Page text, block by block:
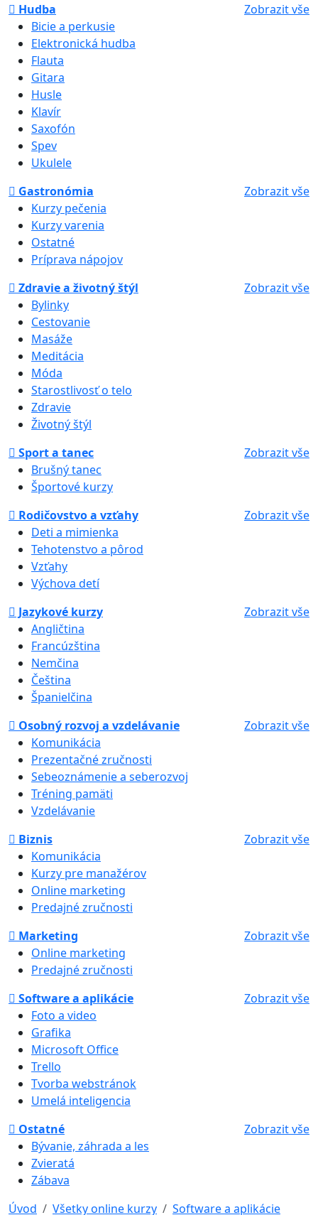
Hudba
Zobrazit vše
Bicie a perkusie
Elektronická hudba
Flauta
Gitara
Husle
Klavír
Saxofón
Spev
Ukulele
Gastronómia
Zobrazit vše
Kurzy pečenia
Kurzy varenia
Ostatné
Príprava nápojov
Zdravie a životný štýl
Zobrazit vše
Bylinky
Cestovanie
Masáže
Meditácia
Móda
Starostlivosť o telo
Zdravie
Životný štýl
Sport a tanec
Zobrazit vše
Brušný tanec
Športové kurzy
Rodičovstvo a vzťahy
Zobrazit vše
Deti a mimienka
Tehotenstvo a pôrod
Vzťahy
Výchova detí
Jazykové kurzy
Zobrazit vše
Angličtina
Francúzština
Nemčina
Čeština
Španielčina
Osobný rozvoj a vzdelávanie
Zobrazit vše
Komunikácia
Prezentačné zručnosti
Sebeoznámenie a seberozvoj
Tréning pamäti
Vzdelávanie
Biznis
Zobrazit vše
Komunikácia
Kurzy pre manažérov
Online marketing
Predajné zručnosti
Marketing
Zobrazit vše
Online marketing
Predajné zručnosti
Software a aplikácie
Zobrazit vše
Foto a video
Grafika
Microsoft Office
Trello
Tvorba webstránok
Umelá inteligencia
Ostatné
Zobrazit vše
Bývanie, záhrada a les
Zvieratá
Zábava
Úvod
Všetky online kurzy Software a aplikácie